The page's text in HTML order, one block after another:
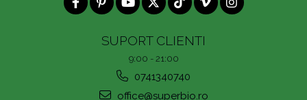
SUPORT CLIENTI
9:00 - 21:00
0741340740
office@superbio.ro